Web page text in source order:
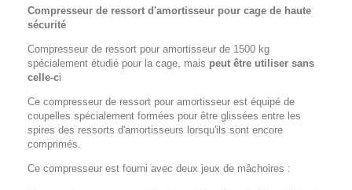
Compresseur de ressort d'amortisseur pour cage de haute
sécurité
Compresseur de ressort pour amortisseur de 1500 kg
spécialement étudié pour la cage, mais peut être utiliser sans
celle-ci
Ce compresseur de ressort pour amortisseur est équipé de
coupelles spécialement formées pour être glissées entre les
spires des ressorts d'amortisseurs lorsqu'ils sont encore
comprimés.
Ce compresseur est fourni avec deux jeux de mâchoires :